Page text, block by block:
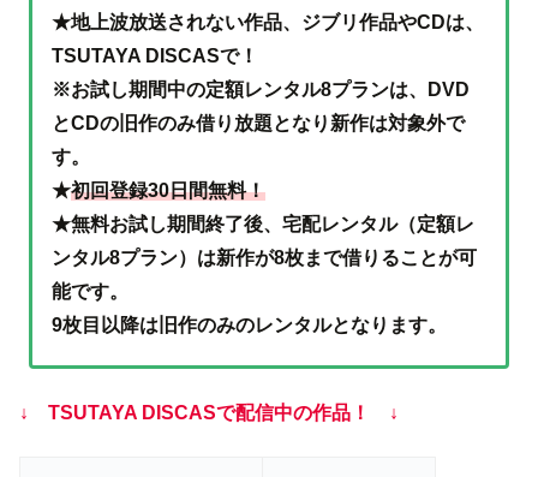
★地上波放送されない作品、ジブリ作品やCDは、
TSUTAYA DISCASで！
※お試し期間中の定額レンタル8プランは、DVD
とCDの旧作のみ借り放題となり新作は対象外で
す。
★初回登録30日間無料！
★無料お試し期間終了後、宅配レンタル（定額レ
ンタル8プラン）は新作が8枚まで借りることが可
能です。
9枚目以降は旧作のみのレンタルとなります。
↓ TSUTAYA DISCASで配信中の作品！ ↓